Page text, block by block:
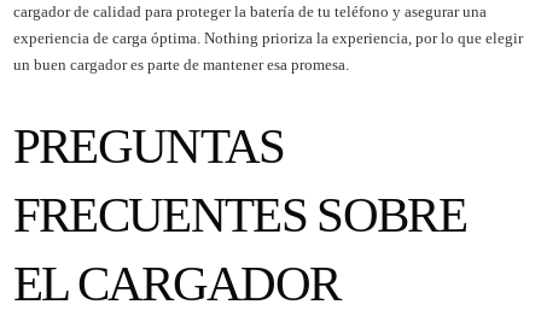
cargador de calidad para proteger la batería de tu teléfono y asegurar una
experiencia de carga óptima. Nothing prioriza la experiencia, por lo que elegir
un buen cargador es parte de mantener esa promesa.
PREGUNTAS
FRECUENTES SOBRE
EL CARGADOR